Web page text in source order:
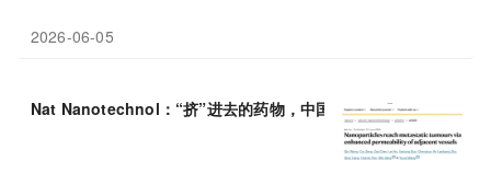
2026-06-05
Nat Nanotechnol：“挤”进去的药物，中国科学技术大学王育才